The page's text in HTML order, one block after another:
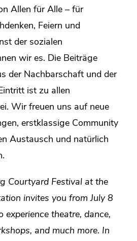
Allen für Alle – für
Feiern und
der sozialen
wir es. Die Beiträge
der Nachbarschaft und der
ist zu allen
Wir freuen uns auf neue
erstklassige Community
Austausch und natürlich
Courtyard Festival at the
invites you from July 8
experience theatre, dance,
and much more. In